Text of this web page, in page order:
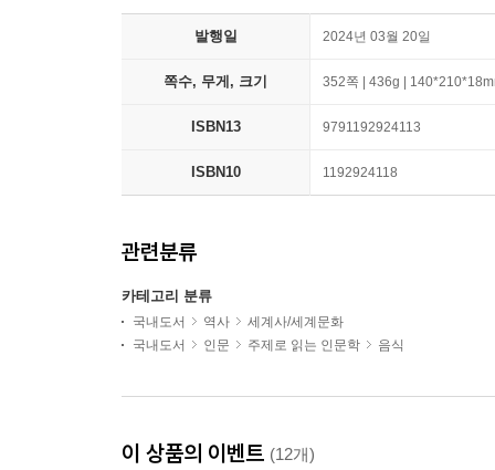
발행일 2024년 03월 20일
쪽수, 무게, 크기 352쪽 | 436g |
ISBN13 9791192924113
ISBN10 1192924118
관련분류
카테고리 분류
국내도서 역사
세계사/세계문화
국내도서
인문 주제로 읽는 인문학 음식
이 상품의 이벤트 (12개)